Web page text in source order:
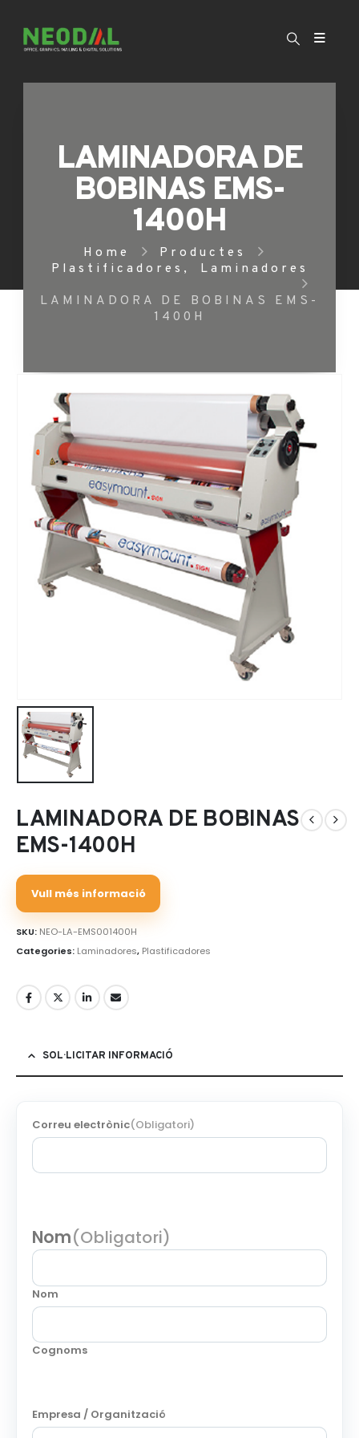
LAMINADORA DE
BOBINAS EMS-
1400H
Home
Productes
Plastificadores ,
Laminadores
LAMINADORA DE BOBINAS EMS-
1400H
LAMINADORA DE BOBINAS
EMS-1400H
Vull més informació
SKU: NEO-LA-EMS001400H
Categories: Laminadores, Plastificadores
SOL·LICITAR INFORMACIÓ
Correu electrònic(Obligatori)
Nom(Obligatori)
Nom
Cognoms
Empresa / Organització